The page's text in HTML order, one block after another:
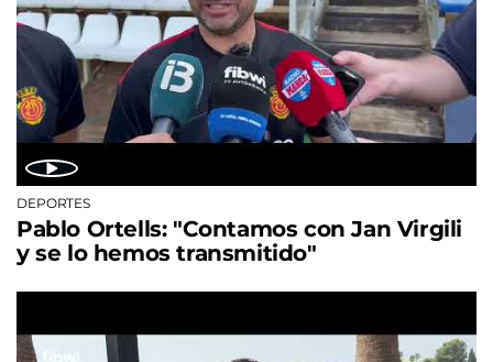
DEPORTES
Pablo Ortells: "Contamos con Jan Virgili
y se lo hemos transmitido"